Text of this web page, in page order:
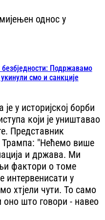
однос у
Подржавамо
смо и санкције
у историјској борби
који је уништавао
Представник
Трампа: "Нећемо више
и држава. Ми
фактори о томе
интервенисати у
хтјели чути. То само
оно што говори - навео